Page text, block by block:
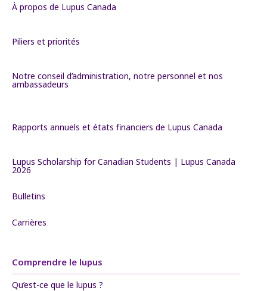
À propos de Lupus Canada
Piliers et priorités
Notre conseil d’administration, notre personnel et nos
ambassadeurs
Rapports annuels et états financiers de Lupus Canada
Lupus Scholarship for Canadian Students | Lupus Canada
2026
Bulletins
Carrières
Comprendre le lupus
Qu’est-ce que le lupus ?